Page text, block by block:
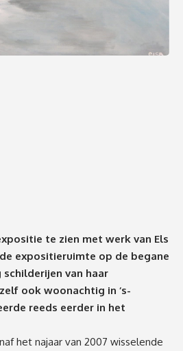
te zien met werk van Els
expositieruimte op de begane
van haar
ook woonachtig in ‘s-
reeds eerder in het
het najaar van 2007 wisselende